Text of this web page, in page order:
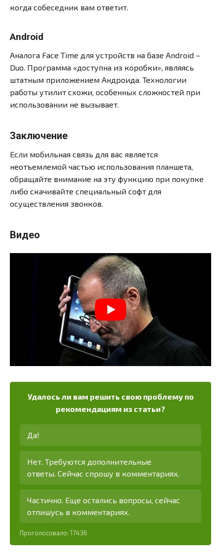
когда собеседник вам ответит.
Android
Аналога Face Time для устройств на базе Android –
Duo. Программа «доступна из коробки», являясь
штатным приложением Андроида. Технологии
работы утилит схожи, особенных сложностей при
использовании не вызывает.
Заключение
Если мобильная связь для вас является
неотъемлемой частью использования планшета,
обращайте внимание на эту функцию при покупке
либо скачивайте специальный софт для
осуществления звонков.
Видео
Удалось ли вам решить свою проблему по
рекомендациям из статьи?
Да!
Нет. Требуются дополнительные
ответы. Сейчас спрошу в комментариях.
Частично. Еще остались вопросы, сейчас
отпишусь в комментариях.
Проголосовало: 17436